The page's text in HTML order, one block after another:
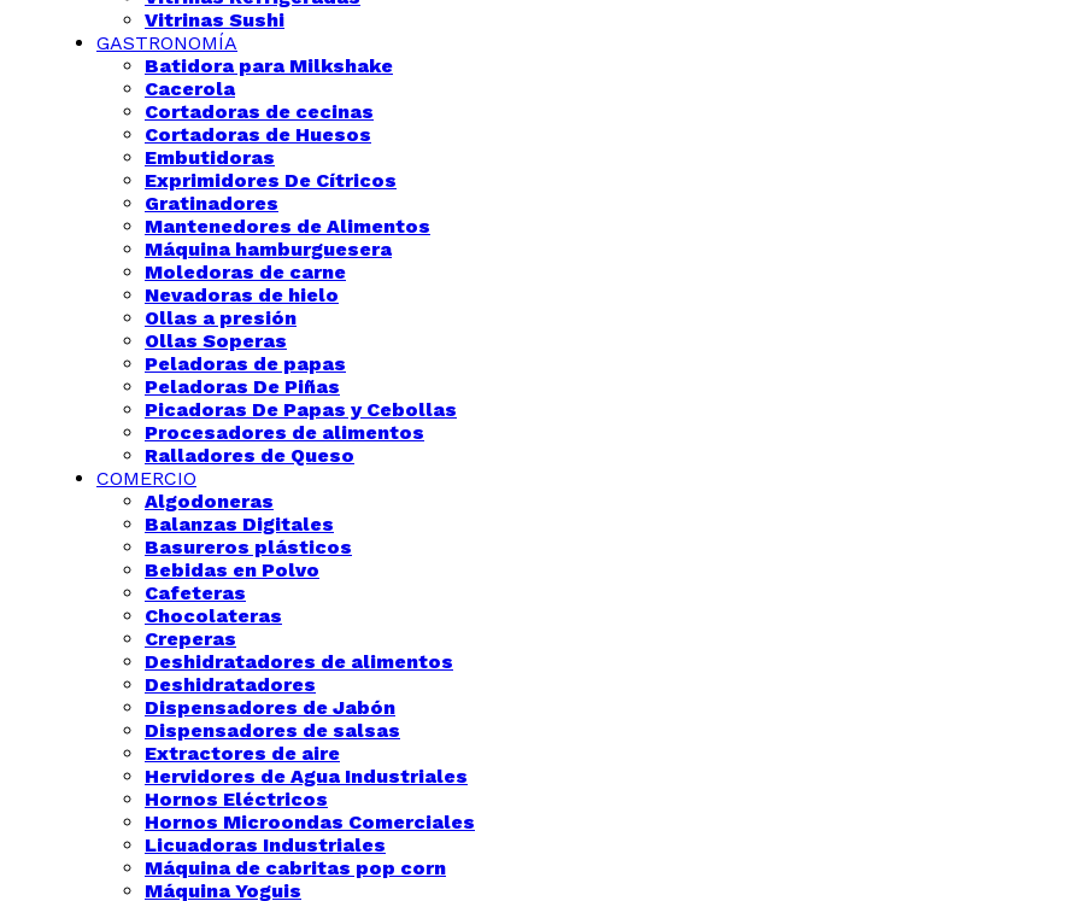
Vitrinas Sushi
GASTRONOMÍA
Batidora para Milkshake
Cacerola
Cortadoras de cecinas
Cortadoras de Huesos
Embutidoras
Exprimidores De Cítricos
Gratinadores
Mantenedores de Alimentos
Máquina hamburguesera
Moledoras de carne
Nevadoras de hielo
Ollas a presión
Ollas Soperas
Peladoras de papas
Peladoras De Piñas
Picadoras De Papas y Cebollas
Procesadores de alimentos
Ralladores de Queso
COMERCIO
Algodoneras
Balanzas Digitales
Basureros plásticos
Bebidas en Polvo
Cafeteras
Chocolateras
Creperas
Deshidratadores de alimentos
Deshidratadores
Dispensadores de Jabón
Dispensadores de salsas
Extractores de aire
Hervidores de Agua Industriales
Hornos Eléctricos
Hornos Microondas Comerciales
Licuadoras Industriales
Máquina de cabritas pop corn
Máquina Yoguis